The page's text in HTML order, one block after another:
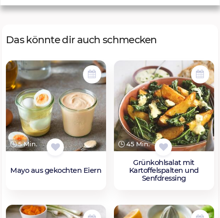
Das könnte dir auch schmecken
5 Min.
Mayo aus gekochten Eiern
45 Min.
Grünkohlsalat mit
Kartoffelspalten und
Senfdressing